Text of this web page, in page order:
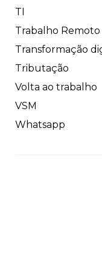
TI
Trabalho Remoto
Transformação
Tributação
Volta ao trabalho
VSM
Whatsapp